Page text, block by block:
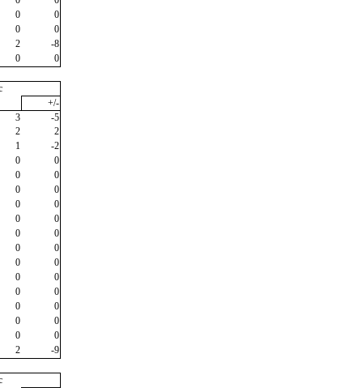
0
0
0
0
2
-8
0
0
+/-
3
-5
2
2
1
-2
0
0
0
0
0
0
0
0
0
0
0
0
0
0
0
0
0
0
0
0
0
0
0
0
0
0
2
-9